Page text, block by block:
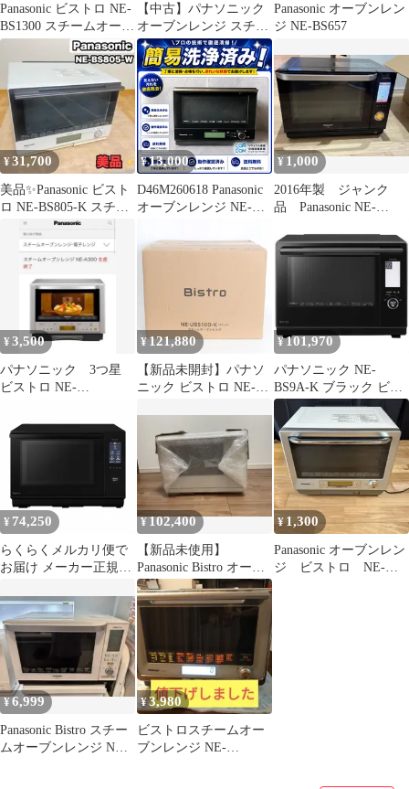
Panasonic ビストロ NE-
BS1300 スチームオーブ
ン Bistro
【中古】パナソニック
オーブンレンジ スチー
ム ビストロ 26L 液晶タ
ッチパネル ブラック
NE-BS657-K
Panasonic オーブンレン
ジ NE-BS657
¥31,700
美品✨Panasonic ビスト
ロ NE-BS805-K スチー
ムオーブンレンジ
¥13,000
D46M260618 Panasonic
オーブンレンジ NE-
2021年製
¥1,000
2016年製 ジャンク
品 Panasonic NE-
¥3,500
パナソニック 3つ星
ビストロ NE-
ーブンレンジ
¥121,880
【新品未開封】パナソ
ニック ビストロ NE-
30L Panasonic 本体
¥101,970
パナソニック NE-
BS9A-K ブラック ビス
トロ スチームオーブン
レンジ 30L NEBS9AK
¥ 74,250
らくらくメルカリ便で
お届け メーカー正規
BS6C-K パナソニック
Panasonic スチームオー
ブンレンジ 25L ビスト
ロ(Bistro) ブラック
¥102,400
【新品未使用】
Panasonic Bistro オーブ
ンレンジ 本体
¥1,300
Panasonic オーブンレン
ジ ビストロ NE-
¥6,999
Panasonic Bistro スチー
ムオーブンレンジ NE-
¥3,980
ビストロスチームオー
ブンレンジ NE-